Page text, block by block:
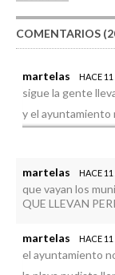
COMENTARIOS
martelas HACE
sigue la gente
y el ayuntamiento
ahora ya se
martelas HACE
que vayan los
QUE LLEVAN
martelas HACE
el ayuntamiento